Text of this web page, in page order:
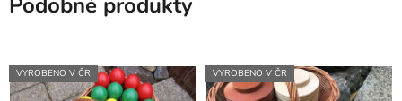
Podobné produkty
VYROBENO V ČR VYROBENO V ČR